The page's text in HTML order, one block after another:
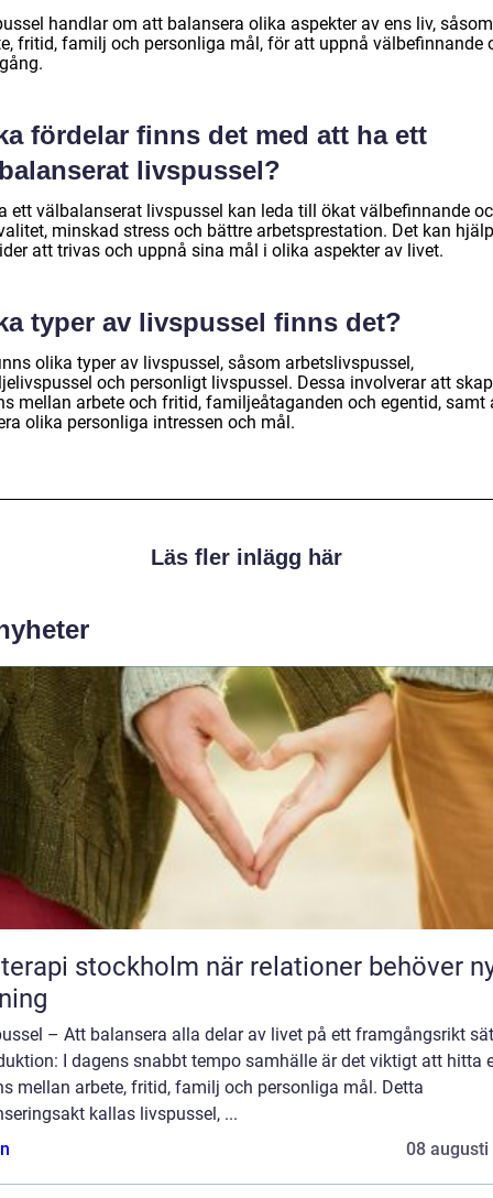
handlar om att balansera olika aspekter av ens liv, såsom
fritid, familj och personliga mål, för att uppnå välbefinnande
fördelar finns det med att ha ett
livspussel?
ett välbalanserat livspussel kan leda till ökat välbefinnande
minskad stress och bättre arbetsprestation. Det kan
att trivas och uppnå sina mål i olika aspekter av livet.
typer av livspussel finns det?
olika typer av livspussel, såsom arbetslivspussel,
och personligt livspussel. Dessa involverar att
mellan arbete och fritid, familjeåtaganden och egentid, samt
olika personliga intressen och mål.
Läs fler inlägg här
stockholm när relationer behöver ny
– Att balansera alla delar av livet på ett framgångsrikt
I dagens snabbt tempo samhälle är det viktigt att hitta
mellan arbete, fritid, familj och personliga mål. Detta
kallas livspussel, ...
08 augusti